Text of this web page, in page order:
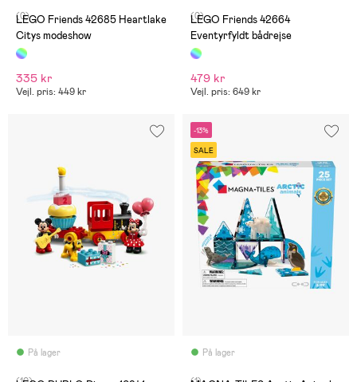
(0)
LEGO Friends 42685 Heartlake
Citys modeshow
335 kr
Vejl. pris: 449 kr
(0)
LEGO Friends 42664
Eventyrfyldt bådrejse
479 kr
Vejl. pris: 649 kr
På lager
-13%
SALE
På lager